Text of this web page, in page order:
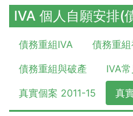
IVA 個人自願安排(
債務重組IVA 債務重
債務重組與破產
IVA
真實個案 2011-15
真